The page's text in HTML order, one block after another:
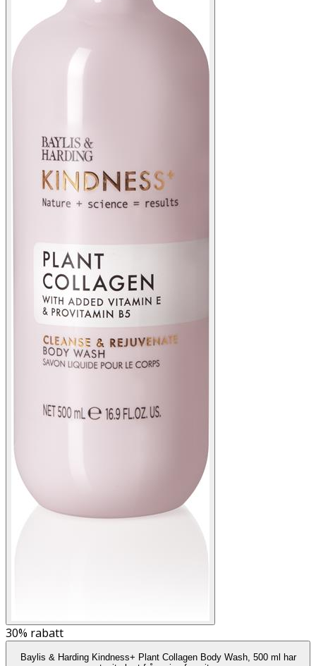
30% rabatt
Baylis & Harding Kindness+ Plant Collagen Body Wash, 500 ml har